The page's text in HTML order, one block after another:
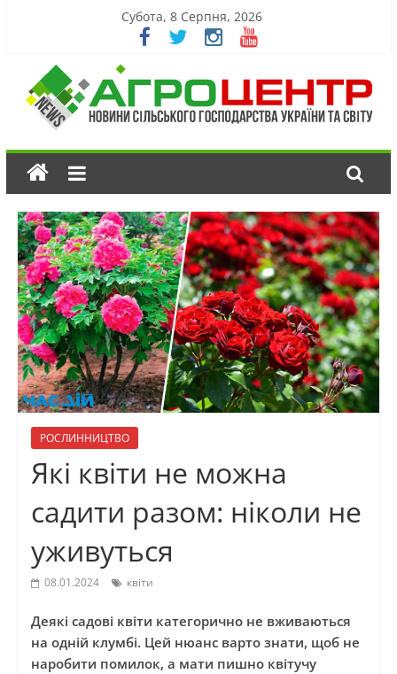
Субота, 8 Серпня, 2026
РОСЛИННИЦТВО
Які квіти не можна
садити разом: ніколи не
уживуться
08.01.2024 квіти
Деякі садові квіти категорично не вживаються
на одній клумбі. Цей нюанс варто знати, щоб не
наробити помилок, а мати пишно квітучу